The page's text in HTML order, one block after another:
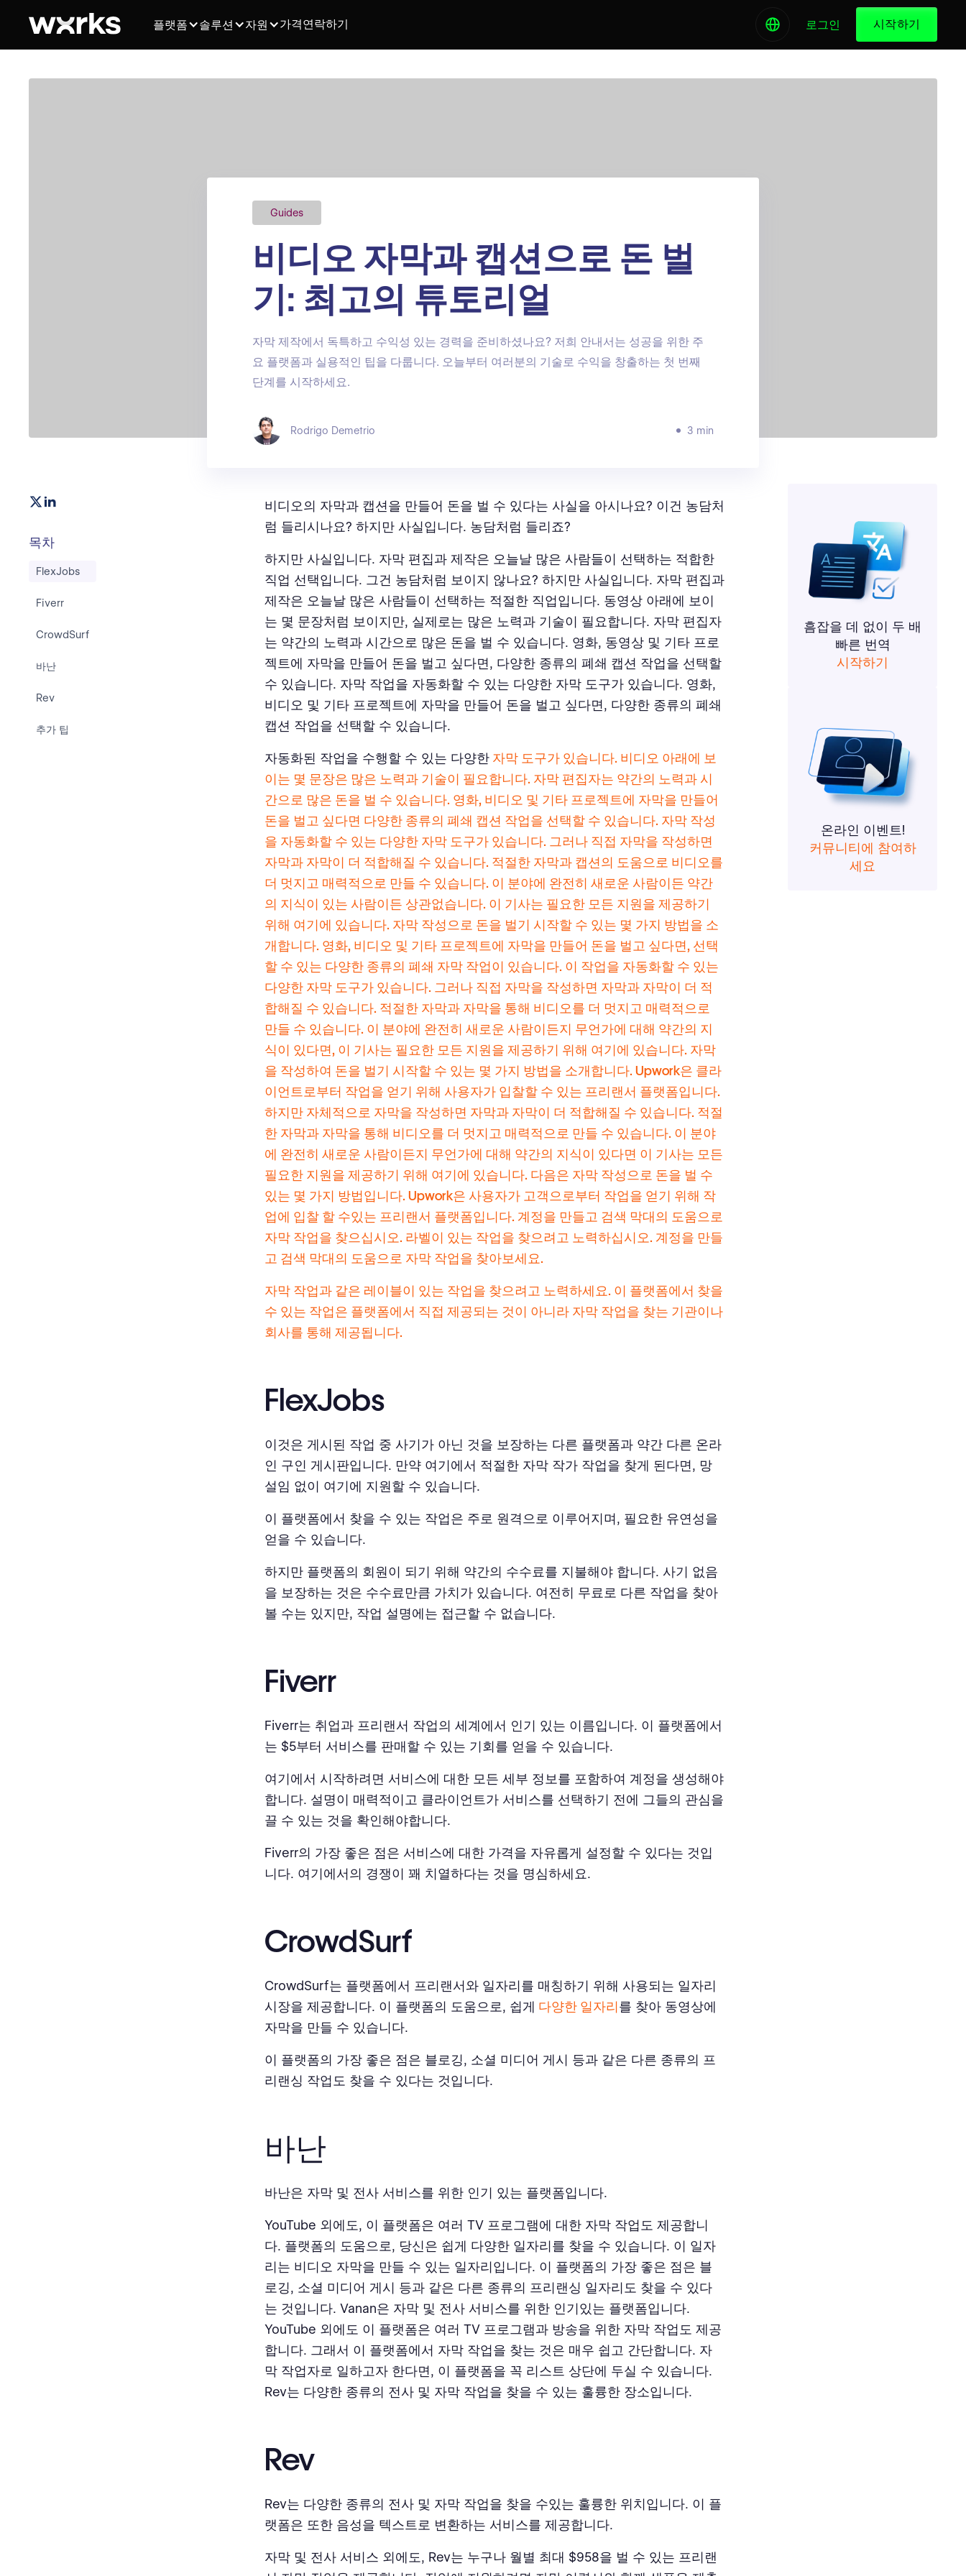
플랫폼 솔루션 자원 가격연락하기 로그인 시작하기
Guides
비디오 자막과 캡션으로 돈 벌
기: 최고의 튜토리얼
자막 제작에서 독특하고 수익성 있는 경력을 준비하셨나요? 저희 안내서는 성공을 위한 주
요 플랫폼과 실용적인 팁을 다룹니다. 오늘부터 여러분의 기술로 수익을 창출하는 첫 번째
단계를 시작하세요.
Rodrigo Demetrio 3 min
목차
FlexJobs
Fiverr
CrowdSurf
바난
Rev
추가 팁
비디오의 자막과 캡션을 만들어 돈을 벌 수 있다는 사실을 아시나요? 이건 농담처
럼 들리시나요? 하지만 사실입니다. 농담처럼 들리죠?
하지만 사실입니다. 자막 편집과 제작은 오늘날 많은 사람들이 선택하는 적합한
직업 선택입니다. 그건 농담처럼 보이지 않나요? 하지만 사실입니다. 자막 편집과
제작은 오늘날 많은 사람들이 선택하는 적절한 직업입니다. 동영상 아래에 보이
는 몇 문장처럼 보이지만, 실제로는 많은 노력과 기술이 필요합니다. 자막 편집자
는 약간의 노력과 시간으로 많은 돈을 벌 수 있습니다. 영화, 동영상 및 기타 프로
젝트에 자막을 만들어 돈을 벌고 싶다면, 다양한 종류의 폐쇄 캡션 작업을 선택할
수 있습니다. 자막 작업을 자동화할 수 있는 다양한 자막 도구가 있습니다. 영화,
비디오 및 기타 프로젝트에 자막을 만들어 돈을 벌고 싶다면, 다양한 종류의 폐쇄
캡션 작업을 선택할 수 있습니다.
자동화된 작업을 수행할 수 있는 다양한 자막 도구가 있습니다. 비디오 아래에 보
이는 몇 문장은 많은 노력과 기술이 필요합니다. 자막 편집자는 약간의 노력과 시
간으로 많은 돈을 벌 수 있습니다. 영화, 비디오 및 기타 프로젝트에 자막을 만들어
돈을 벌고 싶다면 다양한 종류의 폐쇄 캡션 작업을 선택할 수 있습니다. 자막 작성
을 자동화할 수 있는 다양한 자막 도구가 있습니다. 그러나 직접 자막을 작성하면
자막과 자막이 더 적합해질 수 있습니다. 적절한 자막과 캡션의 도움으로 비디오를
더 멋지고 매력적으로 만들 수 있습니다. 이 분야에 완전히 새로운 사람이든 약간
의 지식이 있는 사람이든 상관없습니다. 이 기사는 필요한 모든 지원을 제공하기
위해 여기에 있습니다. 자막 작성으로 돈을 벌기 시작할 수 있는 몇 가지 방법을 소
개합니다. 영화, 비디오 및 기타 프로젝트에 자막을 만들어 돈을 벌고 싶다면, 선택
할 수 있는 다양한 종류의 폐쇄 자막 작업이 있습니다. 이 작업을 자동화할 수 있는
다양한 자막 도구가 있습니다. 그러나 직접 자막을 작성하면 자막과 자막이 더 적
합해질 수 있습니다. 적절한 자막과 자막을 통해 비디오를 더 멋지고 매력적으로
만들 수 있습니다. 이 분야에 완전히 새로운 사람이든지 무언가에 대해 약간의 지
식이 있다면, 이 기사는 필요한 모든 지원을 제공하기 위해 여기에 있습니다. 자막
을 작성하여 돈을 벌기 시작할 수 있는 몇 가지 방법을 소개합니다. Upwork은 클라
이언트로부터 작업을 얻기 위해 사용자가 입찰할 수 있는 프리랜서 플랫폼입니다.
하지만 자체적으로 자막을 작성하면 자막과 자막이 더 적합해질 수 있습니다. 적절
한 자막과 자막을 통해 비디오를 더 멋지고 매력적으로 만들 수 있습니다. 이 분야
에 완전히 새로운 사람이든지 무언가에 대해 약간의 지식이 있다면 이 기사는 모든
필요한 지원을 제공하기 위해 여기에 있습니다. 다음은 자막 작성으로 돈을 벌 수
있는 몇 가지 방법입니다. Upwork은 사용자가 고객으로부터 작업을 얻기 위해 작
업에 입찰 할 수있는 프리랜서 플랫폼입니다. 계정을 만들고 검색 막대의 도움으로
자막 작업을 찾으십시오. 라벨이 있는 작업을 찾으려고 노력하십시오. 계정을 만들
고 검색 막대의 도움으로 자막 작업을 찾아보세요.
자막 작업과 같은 레이블이 있는 작업을 찾으려고 노력하세요. 이 플랫폼에서 찾을
수 있는 작업은 플랫폼에서 직접 제공되는 것이 아니라 자막 작업을 찾는 기관이나
회사를 통해 제공됩니다.
FlexJobs
이것은 게시된 작업 중 사기가 아닌 것을 보장하는 다른 플랫폼과 약간 다른 온라
인 구인 게시판입니다. 만약 여기에서 적절한 자막 작가 작업을 찾게 된다면, 망
설임 없이 여기에 지원할 수 있습니다.
이 플랫폼에서 찾을 수 있는 작업은 주로 원격으로 이루어지며, 필요한 유연성을
얻을 수 있습니다.
하지만 플랫폼의 회원이 되기 위해 약간의 수수료를 지불해야 합니다. 사기 없음
을 보장하는 것은 수수료만큼 가치가 있습니다. 여전히 무료로 다른 작업을 찾아
볼 수는 있지만, 작업 설명에는 접근할 수 없습니다.
Fiverr
Fiverr는 취업과 프리랜서 작업의 세계에서 인기 있는 이름입니다. 이 플랫폼에서
는 $5부터 서비스를 판매할 수 있는 기회를 얻을 수 있습니다.
여기에서 시작하려면 서비스에 대한 모든 세부 정보를 포함하여 계정을 생성해야
합니다. 설명이 매력적이고 클라이언트가 서비스를 선택하기 전에 그들의 관심을
끌 수 있는 것을 확인해야합니다.
Fiverr의 가장 좋은 점은 서비스에 대한 가격을 자유롭게 설정할 수 있다는 것입
니다. 여기에서의 경쟁이 꽤 치열하다는 것을 명심하세요.
CrowdSurf
CrowdSurf는 플랫폼에서 프리랜서와 일자리를 매칭하기 위해 사용되는 일자리
시장을 제공합니다. 이 플랫폼의 도움으로, 쉽게 다양한 일자리를 찾아 동영상에
자막을 만들 수 있습니다.
이 플랫폼의 가장 좋은 점은 블로깅, 소셜 미디어 게시 등과 같은 다른 종류의 프
리랜싱 작업도 찾을 수 있다는 것입니다.
바난
바난은 자막 및 전사 서비스를 위한 인기 있는 플랫폼입니다.
YouTube 외에도, 이 플랫폼은 여러 TV 프로그램에 대한 자막 작업도 제공합니
다. 플랫폼의 도움으로, 당신은 쉽게 다양한 일자리를 찾을 수 있습니다. 이 일자
리는 비디오 자막을 만들 수 있는 일자리입니다. 이 플랫폼의 가장 좋은 점은 블
로깅, 소셜 미디어 게시 등과 같은 다른 종류의 프리랜싱 일자리도 찾을 수 있다
는 것입니다. Vanan은 자막 및 전사 서비스를 위한 인기있는 플랫폼입니다.
YouTube 외에도 이 플랫폼은 여러 TV 프로그램과 방송을 위한 자막 작업도 제공
합니다. 그래서 이 플랫폼에서 자막 작업을 찾는 것은 매우 쉽고 간단합니다. 자
막 작업자로 일하고자 한다면, 이 플랫폼을 꼭 리스트 상단에 두실 수 있습니다.
Rev는 다양한 종류의 전사 및 자막 작업을 찾을 수 있는 훌륭한 장소입니다.
Rev
Rev는 다양한 종류의 전사 및 자막 작업을 찾을 수있는 훌륭한 위치입니다. 이 플
랫폼은 또한 음성을 텍스트로 변환하는 서비스를 제공합니다.
자막 및 전사 서비스 외에도, Rev는 누구나 월별 최대 $958을 벌 수 있는 프리랜
흠잡을 데 없이 두 배
빠른 번역
시작하기
온라인 이벤트!
커뮤니티에 참여하
세요